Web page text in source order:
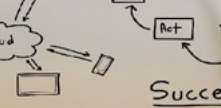
رزومه
ها
اخبار
مشاغل